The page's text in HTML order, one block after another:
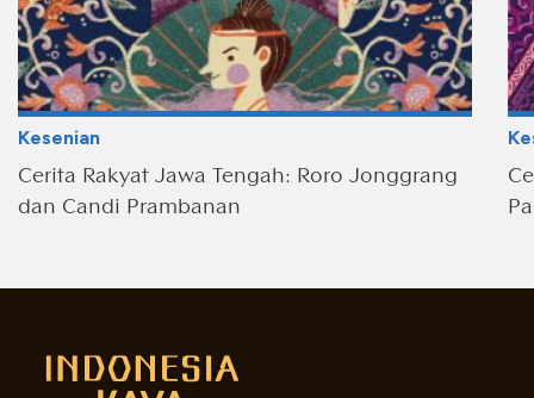
Kesenian
Cerita Rakyat Jawa Tengah: Roro Jonggrang
dan Candi Prambanan